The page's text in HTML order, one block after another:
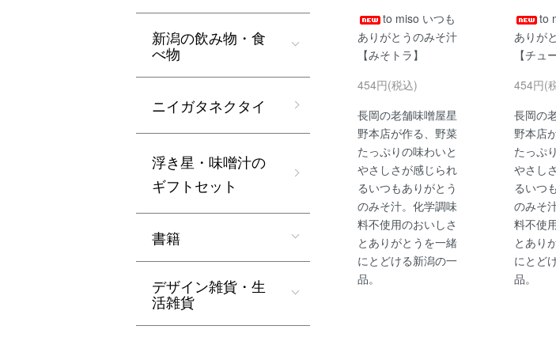
to miso いつも
ありがとうのみそ汁
【みそトラ】
454円(税込)
長岡の老舗味噌屋星
野本店が作る、野菜
たっぷりの味わいと
やさしさが感じられ
るいつもありがとう
のみそ汁。化学調味
料不使用のおいしさ
とありがとうを一緒
にとどける新潟の一
品。
to
ありが
【チュ
454円(
長岡の
野本店
たっぷ
やさし
るいつ
のみそ
料不使
とあり
にとど
品。
新潟の飲み物・食
べ物
ニイガタネクタイ
浮き星・味噌汁の
ギフトセット
書籍
デザイン雑貨・生
活雑貨